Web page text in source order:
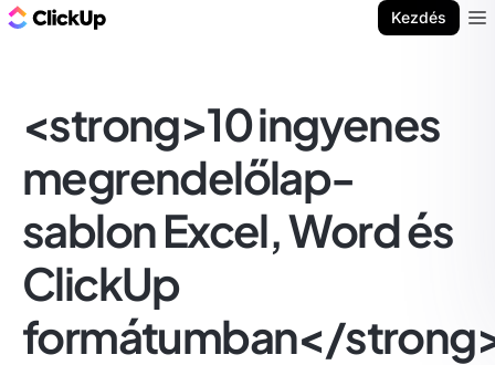
Kezdés
<strong>10 ingyenes
megrendelőlap-
sablon Excel, Word és
ClickUp
formátumban</